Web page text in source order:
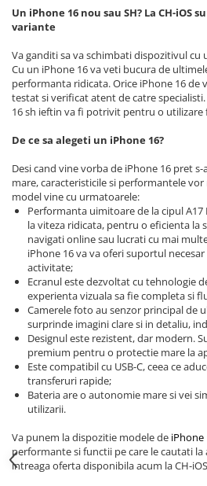
iPhone 16E
iPhone 17
iPhone 17 Air
iPhone 17 Pro
iPhone 17 Pro Max
iPhone SE 2
iPhone Xs
iPhone Xs Max
iWatch
Series 10
Series 11
Series 6
Series 7
Series 8
Series 9
Series SE 2
Series SE 3
Ultra 3
iPad Air 11 M3 (2025)
iPad Air 13 M3 (2025)
Un iPhone 16 nou sau SH? La CH-
variante
Va ganditi sa va schimbati dispozitivul cu
Cu un iPhone 16 va veti bucura de
performanta ridicata. Orice iPhone 16 de
testat si verificat atent de catre
16 sh ieftin va fi potrivit pentru o utilizare
De ce sa alegeti un iPhone 16?
Desi cand vine vorba de iPhone 16 pret
mare, caracteristicile si performantele
model vine cu urmatoarele:
Performanta uimitoare de la cipul
la viteza ridicata, pentru o eficienta la
navigati online sau lucrati cu mai
iPhone 16 va va oferi suportul
activitate;
Ecranul este dezvoltat cu tehnologie
experienta vizuala sa fie completa si
Camerele foto au senzor principal de
surprinde imagini clare si in detaliu,
Designul este rezistent, dar modern.
premium pentru o protectie mare la
Este compatibil cu USB-C, ceea ce
transferuri rapide;
Bateria are o autonomie mare si vei
utilizarii.
Va punem la dispozitie modele de iPhone
performante si functii pe care le cautati
intreaga oferta disponibila acum la CH-